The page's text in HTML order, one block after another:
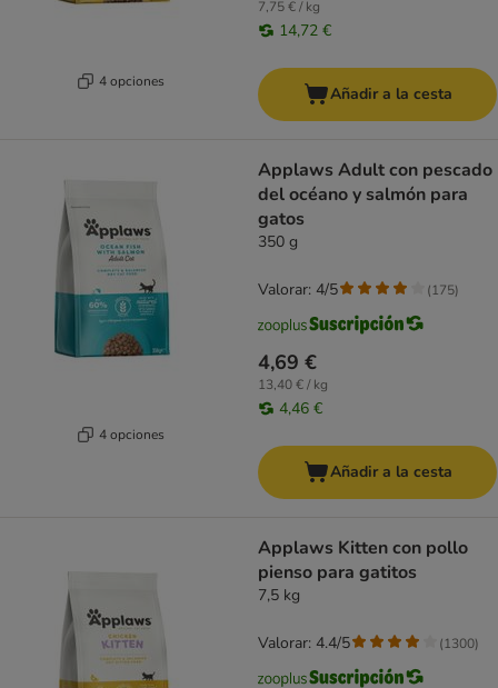
4 opciones
7,75 € / kg
14,72 €
Añadir a la cesta
4 opciones
Applaws Adult con pescado
del océano y salmón para
gatos
350 g
4,69 €
13,40 € / kg
4,46 €
Valorar: 4/5 (175)
Añadir a la cesta
Applaws Kitten con pollo
pienso para gatitos
7,5 kg
Valorar: 4.4/5 (1300)